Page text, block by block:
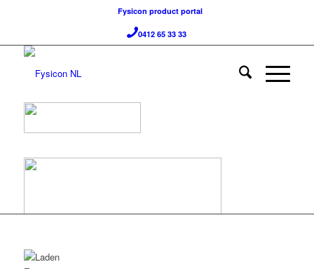
Fysicon product portal
0412 65 33 33